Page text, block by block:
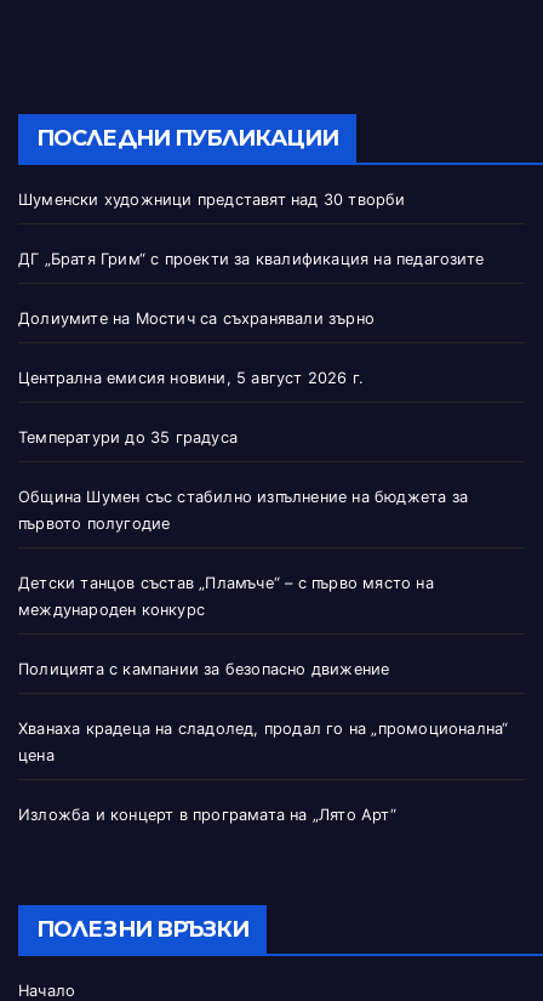
ПОСЛЕДНИ ПУБЛИКАЦИИ
Шуменски художници представят над 30 творби
ДГ „Братя Грим“ с проекти за квалификация на педагозите
Долиумите на Мостич са съхранявали зърно
Централна емисия новини, 5 август 2026 г.
Температури до 35 градуса
Община Шумен със стабилно изпълнение на бюджета за
първото полугодие
Детски танцов състав „Пламъче“ – с първо място на
международен конкурс
Полицията с кампании за безопасно движение
Хванаха крадеца на сладолед, продал го на „промоционална“
цена
Изложба и концерт в програмата на „Лято Арт“
ПОЛЕЗНИ ВРЪЗКИ
Начало